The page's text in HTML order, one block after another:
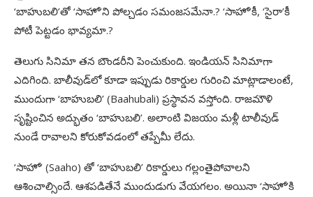
‘బాహుబలి’తో ‘సాహో’ని పోల్చడం సమంజసమేనా.? ‘సాహో’కీ, ‘సైరా’కీ
పోటీ పెట్టడం భావ్యమా.?
తెలుగు సినిమా తన బౌండరీని పెంచుకుంది. ఇండియన్‌ సినిమాగా
ఎదిగింది. బాలీవుడ్‌లో కూడా ఇప్పుడు రికార్డుల గురించి మాట్లాడాలంటే,
ముందుగా ‘బాహుబలి’ (Baahubali) ప్రస్థావన వస్తోంది. రాజమౌళి
సృష్టించిన అద్భుతం ‘బాహుబలి’. అలాంటి విజయం మళ్లీ టాలీవుడ్‌
నుండే రావాలని కోరుకోవడంలో తప్పేమీ లేదు.
‘సాహో’ (Saaho) తో ‘బాహుబలి’ రికార్డులు గల్లంతైపోవాలని
ఆశించాల్సిందే. ఆశపడితేనే ముందుడుగు వేయగలం. అయినా ‘సాహో’కి